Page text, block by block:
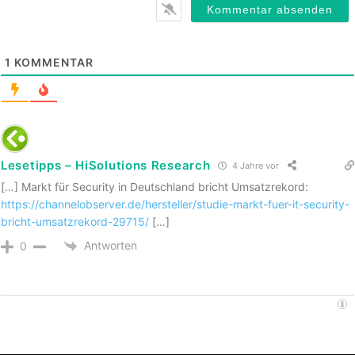
1 KOMMENTAR
Lesetipps – HiSolutions Research 4 Jahre vor
[…] Markt für Security in Deutschland bricht Umsatzrekord:
https://channelobserver.de/hersteller/studie-markt-fuer-it-security-
bricht-umsatzrekord-29715/ […]
0
Antworten